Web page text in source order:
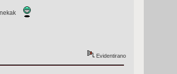
Evidentirano